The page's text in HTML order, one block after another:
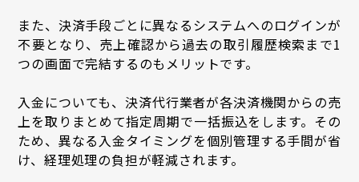
また、決済手段ごとに異なるシステムへのログインが
不要となり、売上確認から過去の取引履歴検索まで1
つの画面で完結するのもメリットです。
入金についても、決済代行業者が各決済機関からの売
上を取りまとめて指定周期で一括振込をします。その
ため、異なる入金タイミングを個別管理する手間が省
け、経理処理の負担が軽減されます。